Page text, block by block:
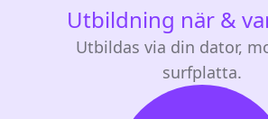
Utbildning när &
Utbildas via din dator,
surfplatta.